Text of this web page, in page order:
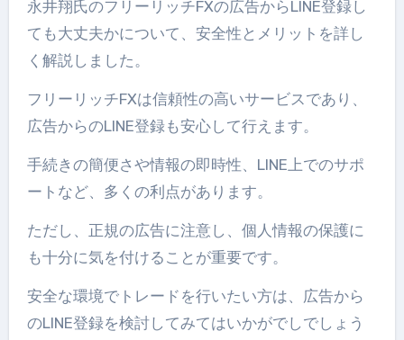
永井翔氏のフリーリッチFXの広告からLINE登録し
ても大丈夫かについて、安全性とメリットを詳し
く解説しました。
フリーリッチFXは信頼性の高いサービスであり、
広告からのLINE登録も安心して行えます。
手続きの簡便さや情報の即時性、LINE上でのサポ
ートなど、多くの利点があります。
ただし、正規の広告に注意し、個人情報の保護に
も十分に気を付けることが重要です。
安全な環境でトレードを行いたい方は、広告から
のLINE登録を検討してみてはいかがでしでしょう